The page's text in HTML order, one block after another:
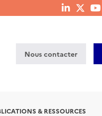
menu
Nous contacter
& RESSOURCES